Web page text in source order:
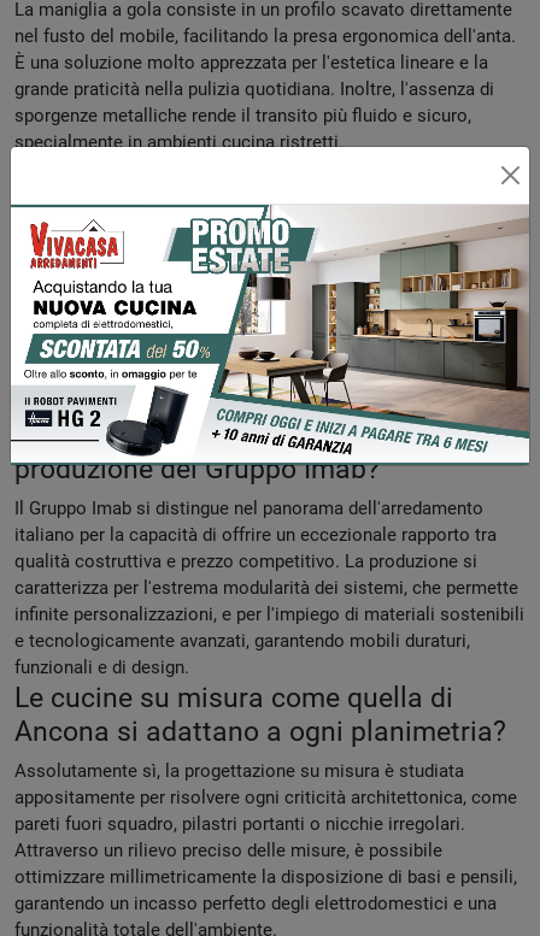
La maniglia a gola consiste in un profilo scavato direttamente
nel fusto del mobile, facilitando la presa ergonomica dell'anta.
È una soluzione molto apprezzata per l'estetica lineare e la
grande praticità nella pulizia quotidiana. Inoltre, l'assenza di
sporgenze metalliche rende il transito più fluido e sicuro,
specialmente in ambienti cucina ristretti.
tavolo in una cucina angolare?
In una configurazione angolare, l'isola viene strategicamente
posizionata al centro per ottimizzare i flussi di lavoro. Essa
funge da capiente dispensa aggiuntiva e può estendere la sua
funzionalità attraverso un top a sbalzo o ribassato. Questa
estensione crea una zona pranzo dedicata, unendo
armoniosamente l'area operativa della cucina con lo spazio
conviviale.
Qual è la caratteristica distintiva della
produzione del Gruppo Imab?
Il Gruppo Imab si distingue nel panorama dell'arredamento
italiano per la capacità di offrire un eccezionale rapporto tra
qualità costruttiva e prezzo competitivo. La produzione si
caratterizza per l'estrema modularità dei sistemi, che permette
infinite personalizzazioni, e per l'impiego di materiali sostenibili
e tecnologicamente avanzati, garantendo mobili duraturi,
funzionali e di design.
Le cucine su misura come quella di
Ancona si adattano a ogni planimetria?
Assolutamente sì, la progettazione su misura è studiata
appositamente per risolvere ogni criticità architettonica, come
pareti fuori squadro, pilastri portanti o nicchie irregolari.
Attraverso un rilievo preciso delle misure, è possibile
ottimizzare millimetricamente la disposizione di basi e pensili,
garantendo un incasso perfetto degli elettrodomestici e una
funzionalità totale dell'ambiente.